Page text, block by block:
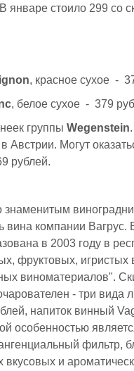
январе стоило 299 со
, красное сухое -
, белое сухое - 379
группы Wegenstein
Австрии. Могут
рублей.
вина компании Вагрус.
в 2003 году в
фруктовых, игристых
виноматериалов".
- три вида
напиток винный
особенностью
фильтр,
и